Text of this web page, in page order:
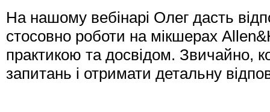
На нашому вебінарі Олег дасть
стосовно роботи на мікшерах
практикою та досвідом. Звичайно,
запитань і отримати детальну